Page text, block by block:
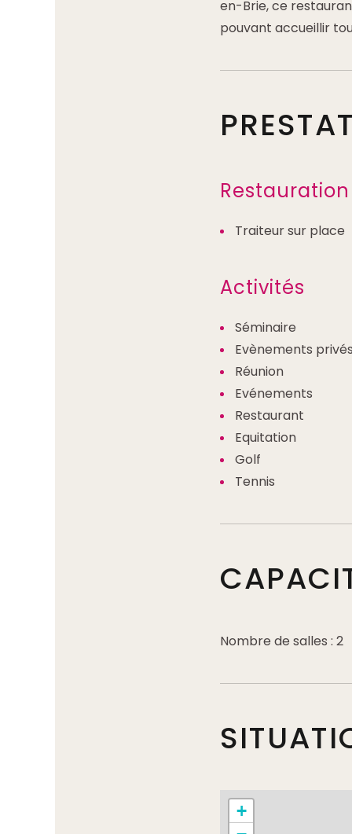
en-Brie, ce
pouvant accueillir
Restauration
Traiteur sur place
Activités
Séminaire
Evènements
Réunion
Evénements
Restaurant
Equitation
Golf
Tennis
Nombre de salles : 2
+